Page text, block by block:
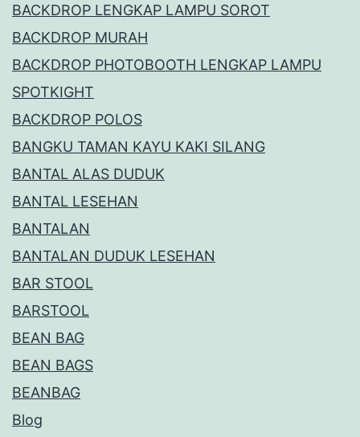
BACKDROP LENGKAP LAMPU SOROT
BACKDROP MURAH
BACKDROP PHOTOBOOTH LENGKAP LAMPU
SPOTKIGHT
BACKDROP POLOS
BANGKU TAMAN KAYU KAKI SILANG
BANTAL ALAS DUDUK
BANTAL LESEHAN
BANTALAN
BANTALAN DUDUK LESEHAN
BAR STOOL
BARSTOOL
BEAN BAG
BEAN BAGS
BEANBAG
Blog